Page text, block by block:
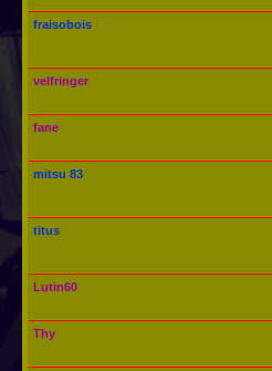
fraisobois
velfringer
fane
mitsu 83
titus
Lutin60
Thy